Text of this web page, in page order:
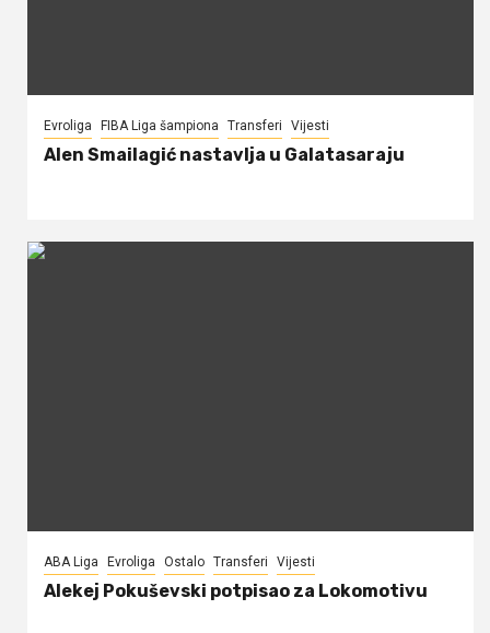
Evroliga FIBA Liga šampiona Transferi Vijesti
Alen Smailagić nastavlja u Galatasaraju
ABA Liga Evroliga Ostalo Transferi Vijesti
Alekej Pokuševski potpisao za Lokomotivu